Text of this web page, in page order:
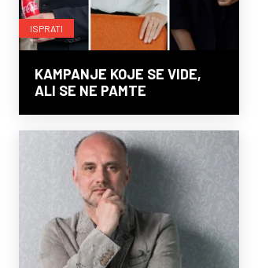
ISPRATI
KAMPANJE KOJE SE VIDE,
ALI SE NE PAMTE